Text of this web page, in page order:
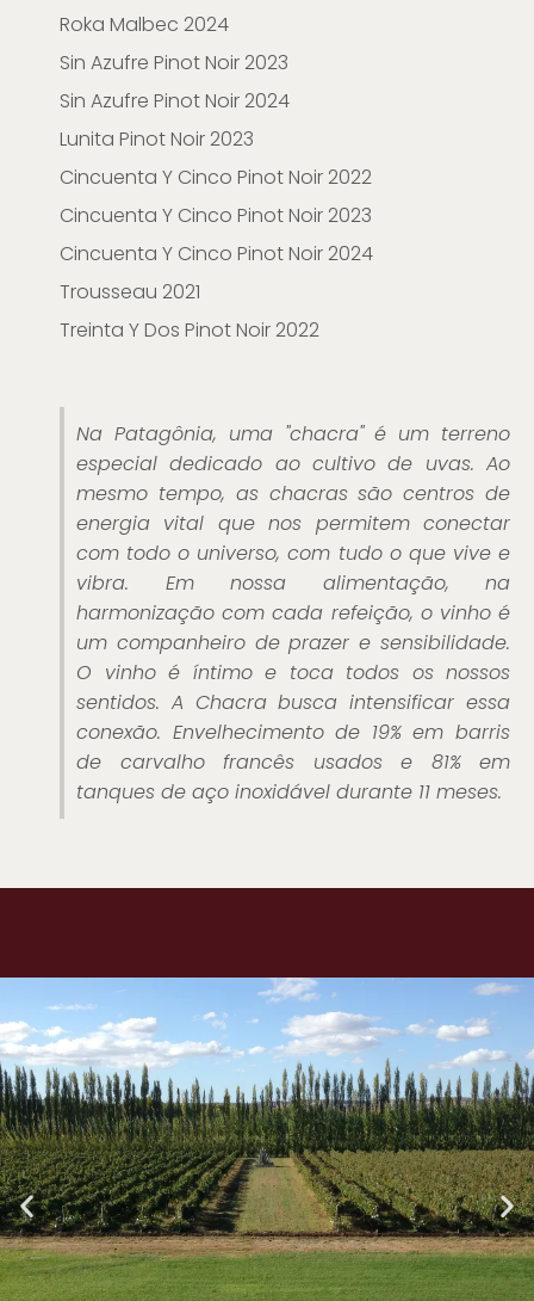
Roka Malbec 2024
Sin Azufre Pinot Noir 2023
Sin Azufre Pinot Noir 2024
Lunita Pinot Noir 2023
Cincuenta Y Cinco Pinot Noir 2022
Cincuenta Y Cinco Pinot Noir 2023
Cincuenta Y Cinco Pinot Noir 2024
Trousseau 2021
Treinta Y Dos Pinot Noir 2022
Sin Azufre Treinta Y Dos Pinot Noir (Garrafa
pintada a mão por Piero Incisa della
Rocchetta) 2023
Na Patagônia, uma "chacra" é um terreno
especial dedicado ao cultivo de uvas. Ao
mesmo tempo, as chacras são centros de
energia vital que nos permitem conectar
com todo o universo, com tudo o que vive e
vibra. Em nossa alimentação, na
harmonização com cada refeição, o vinho é
um companheiro de prazer e sensibilidade.
O vinho é íntimo e toca todos os nossos
sentidos. A Chacra busca intensificar essa
conexão. Envelhecimento de 19% em barris
de carvalho francês usados e 81% em
tanques de aço inoxidável durante 11 meses.